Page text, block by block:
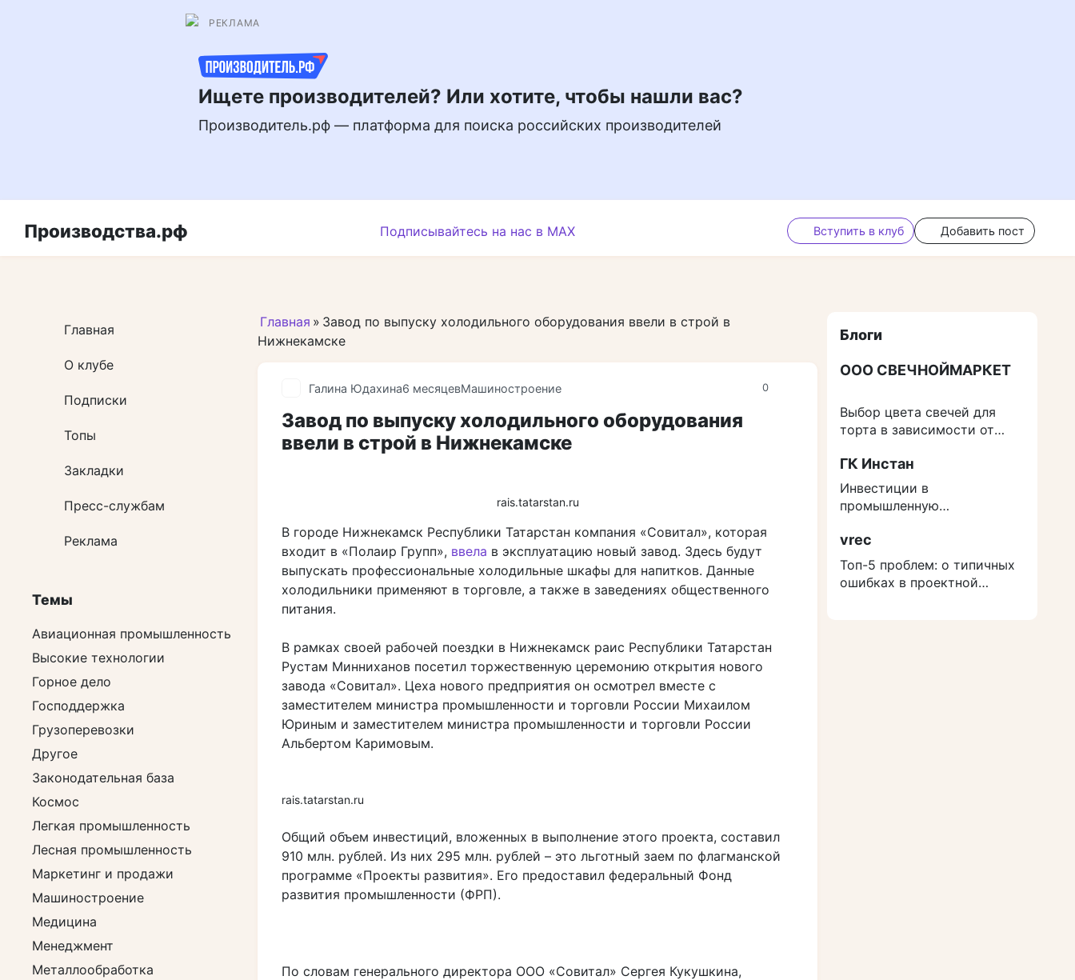
РЕКЛАМА
Ищете производителей? Или хотите, чтобы нашли вас?
Производитель.рф — платформа для поиска российских производителей
Производства.рф Подписывайтесь на нас в MAX Вступить в клуб Добавить пост
Главная » Завод по выпуску холодильного оборудования ввели в строй в
Нижнекамске
0
Галина Юдахина6 месяцевМашиностроение
Завод по выпуску холодильного оборудования
ввели в строй в Нижнекамске
rais.tatarstan.ru
В городе Нижнекамск Республики Татарстан компания «Совитал», которая
входит в «Полаир Групп», ввела в эксплуатацию новый завод. Здесь будут
выпускать профессиональные холодильные шкафы для напитков. Данные
холодильники применяют в торговле, а также в заведениях общественного
питания.
В рамках своей рабочей поездки в Нижнекамск раис Республики Татарстан
Рустам Минниханов посетил торжественную церемонию открытия нового
завода «Совитал». Цеха нового предприятия он осмотрел вместе с
заместителем министра промышленности и торговли России Михаилом
Юриным и заместителем министра промышленности и торговли России
Альбертом Каримовым.
rais.tatarstan.ru
Общий объем инвестиций, вложенных в выполнение этого проекта, составил
910 млн. рублей. Из них 295 млн. рублей – это льготный заем по флагманской
программе «Проекты развития». Его предоставил федеральный Фонд
развития промышленности (ФРП).
По словам генерального директора ООО «Совитал» Сергея Кукушкина,
Главная
О клубе
Подписки
Топы
Закладки
Пресс-службам
Реклама
Темы
Авиационная промышленность
Высокие технологии
Горное дело
Господдержка
Грузоперевозки
Другое
Законодательная база
Космос
Легкая промышленность
Лесная промышленность
Маркетинг и продажи
Машиностроение
Медицина
Менеджмент
Металлообработка
Блоги
ООО СВЕЧНОЙМАРКЕТ
Выбор цвета свечей для
торта в зависимости от
ГК Инстан
Инвестиции в
промышленную
защититься от роста
расходов на строительство
vrec
Топ-5 проблем: о типичных
ошибках в проектной